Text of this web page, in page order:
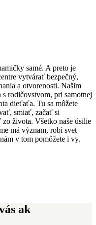
samé. A preto je
vytvárať bezpečný,
a otvorenosti. Našim
rodičovstvom, pri samotnej
dieťaťa. Tu sa môžete
smiať, začať si
života. Všetko naše úsilie
má význam, robí svet
v tom pomôžete i vy.
ak